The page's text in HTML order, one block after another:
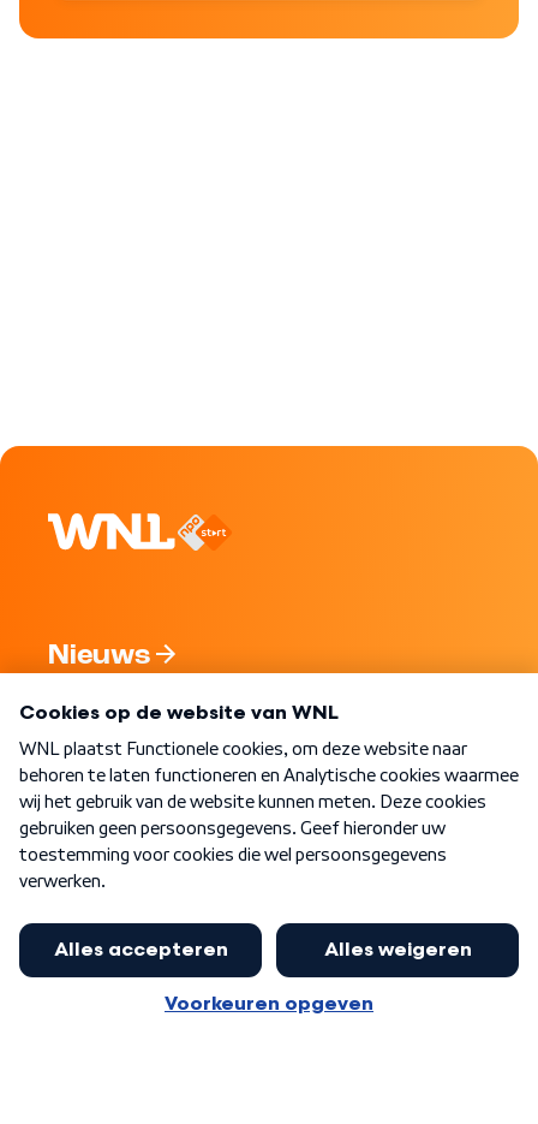
Nieuws
Nieuwsbrief
Word Lid